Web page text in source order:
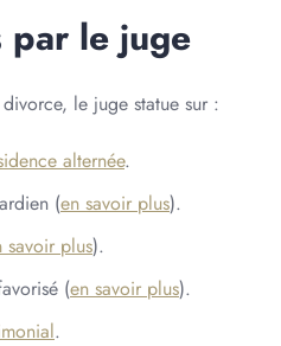
par le juge
le juge statue sur :
alternée.
(en savoir plus).
savoir plus).
(en savoir plus).
.